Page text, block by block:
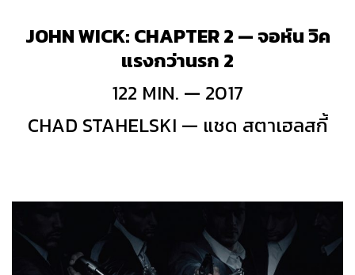
JOHN WICK: CHAPTER 2 — จอห์น วิค
แรงกว่านรก 2
122 MIN. — 2017
CHAD STAHELSKI — แชด สตาเฮลสกี้